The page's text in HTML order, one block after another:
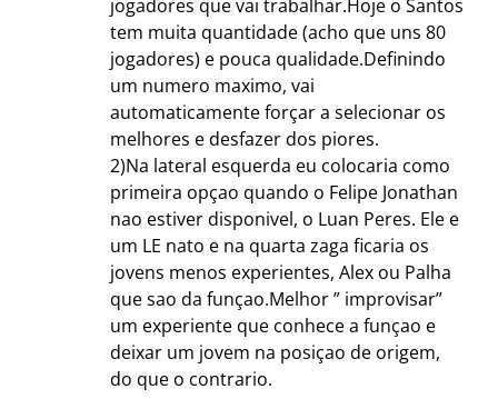
jogadores que vai trabalhar.Hoje o Santos
tem muita quantidade (acho que uns 80
jogadores) e pouca qualidade.Definindo
um numero maximo, vai
automaticamente forçar a selecionar os
melhores e desfazer dos piores.
2)Na lateral esquerda eu colocaria como
primeira opçao quando o Felipe Jonathan
nao estiver disponivel, o Luan Peres. Ele e
um LE nato e na quarta zaga ficaria os
jovens menos experientes, Alex ou Palha
que sao da funçao.Melhor ” improvisar”
um experiente que conhece a funçao e
deixar um jovem na posiçao de origem,
do que o contrario.